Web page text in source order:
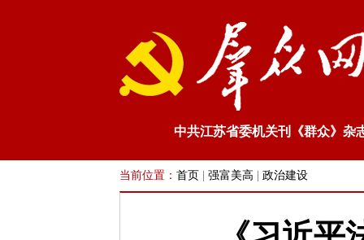
中共江苏省委机关刊《群众》杂
当前位置： 首页 强富美高 政治建设